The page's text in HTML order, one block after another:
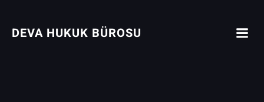
DEVA HUKUK BÜROSU